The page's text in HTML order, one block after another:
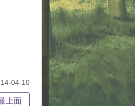
04-10
上面